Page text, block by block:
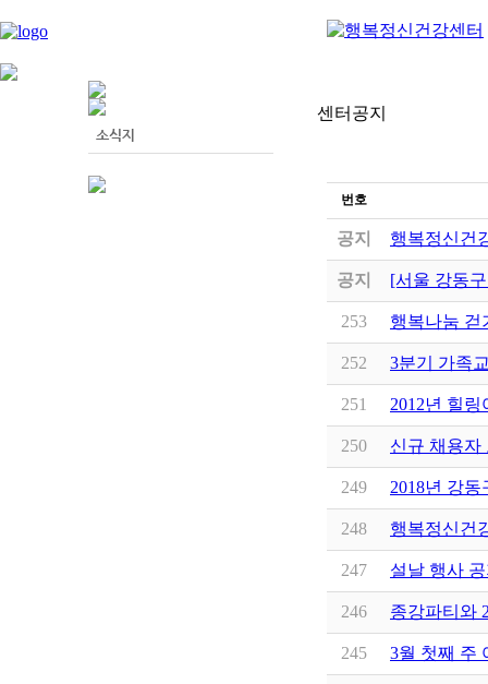
센터공지
번호
공지 행복정신건
공지 [서울 강동
253 행복나눔 걷
252 3분기 가족
251 2012년 힐
250 신규 채용자
249 2018년 강
248 행복정신건
247 설날 행사
246 종강파티와
245 3월 첫째 주